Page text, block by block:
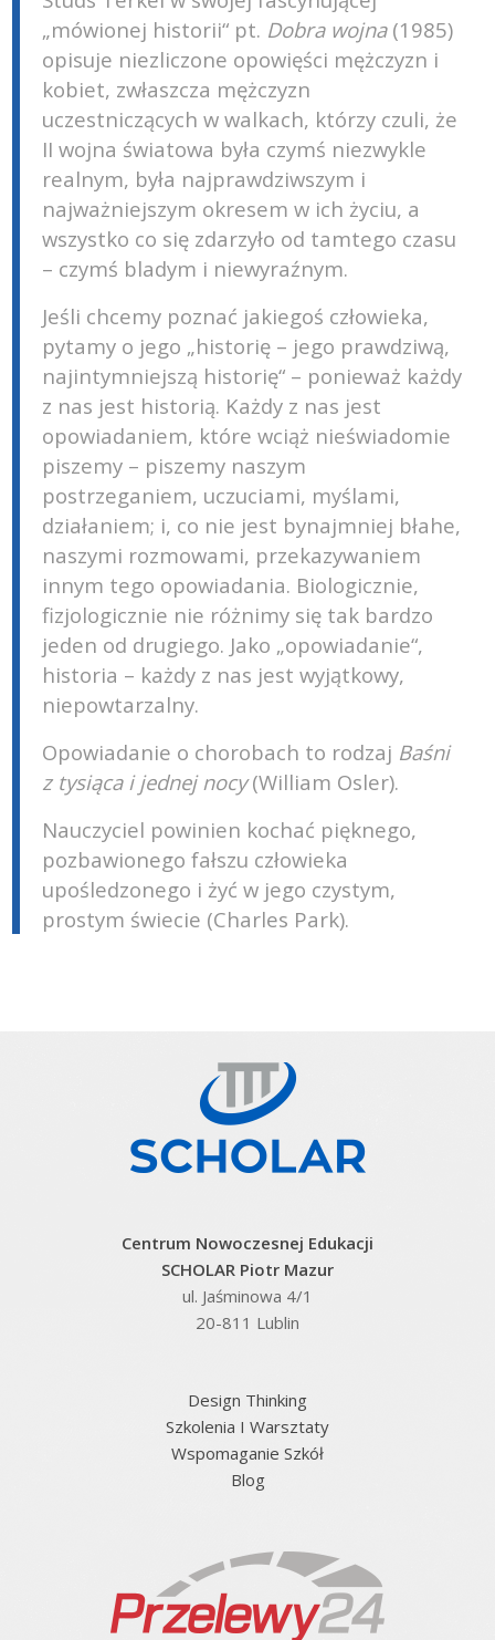
„mówionej historii“ pt. Dobra wojna(1985)
opisuje niezliczone opowięści mężczyzn i
kobiet, zwłaszcza mężczyzn
uczestniczących w walkach, którzy czuli, że
II wojna światowa była czymś niezwykle
realnym, była najprawdziwszym i
najważniejszym okresem w ich życiu, a
wszystko co się zdarzyło od tamtego czasu
– czymś bladym i niewyraźnym.
Jeśli chcemy poznać jakiegoś człowieka,
pytamy o jego „historię – jego prawdziwą,
najintymniejszą historię“ – ponieważ każdy
z nas jest historią. Każdy z nas jest
opowiadaniem, które wciąż nieświadomie
piszemy – piszemy naszym
postrzeganiem, uczuciami, myślami,
działaniem; i, co nie jest bynajmniej błahe,
naszymi rozmowami, przekazywaniem
innym tego opowiadania. Biologicznie,
fizjologicznie nie różnimy się tak bardzo
jeden od drugiego. Jako „opowiadanie“,
historia – każdy z nas jest wyjątkowy,
niepowtarzalny.
Opowiadanie o chorobach to rodzaj Baśni
z tysiąca i jednej nocy(William Osler).
Nauczyciel powinien kochać pięknego,
pozbawionego fałszu człowieka
upośledzonego i żyć w jego czystym,
prostym świecie (Charles Park).
Centrum Nowoczesnej Edukacji
SCHOLAR Piotr Mazur
ul. Jaśminowa 4/1
20-811 Lublin
Design Thinking
Szkolenia I Warsztaty
Wspomaganie Szkół
Blog